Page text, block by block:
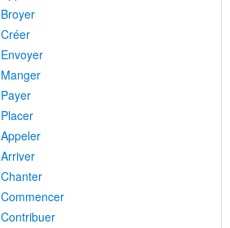
Broyer
Créer
Envoyer
Manger
Payer
Placer
Appeler
Arriver
Chanter
Commencer
Contribuer